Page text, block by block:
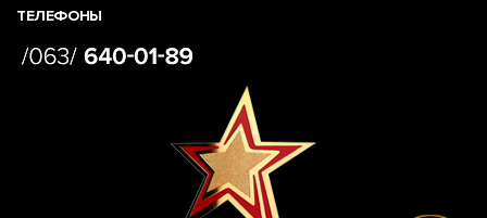
ТЕЛЕФОНЫ